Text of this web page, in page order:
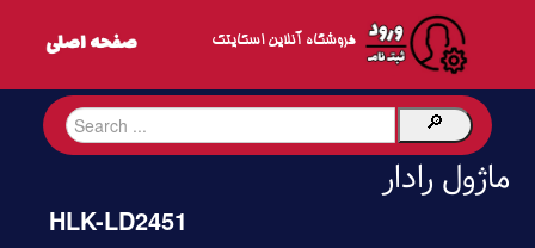
فروشگاه آنلاین اسکایتک
ماژول رادار
HLK-LD2451